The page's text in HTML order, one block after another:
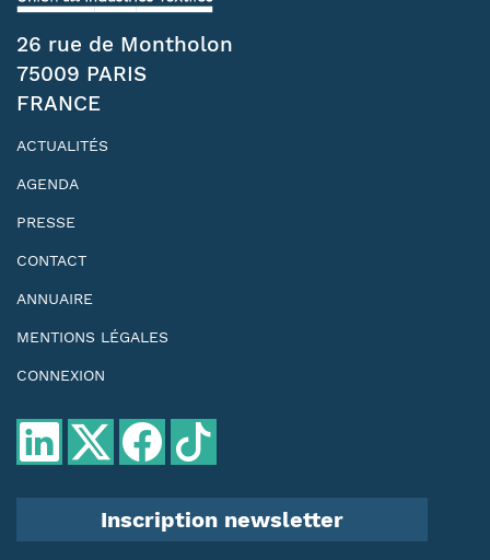
26 rue de Montholon
75009 PARIS
FRANCE
ACTUALITÉS
AGENDA
PRESSE
CONTACT
ANNUAIRE
MENTIONS LÉGALES
CONNEXION
Inscription newsletter